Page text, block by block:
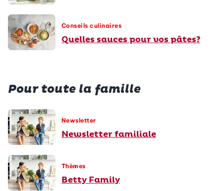
Conseils culinaires
Quelles sauces pour vos pâtes?
Pour toute la famille
Newsletter
Newsletter familiale
Thèmes
Betty Family